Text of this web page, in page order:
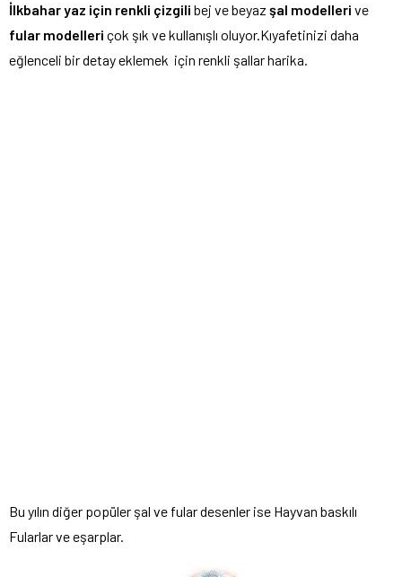
İlkbahar yaz için renkli çizgili bej ve beyaz şal modelleri ve
fular modelleri çok şık ve kullanışlı oluyor.Kıyafetinizi daha
eğlenceli bir detay eklemek için renkli şallar harika.
Bu yılın diğer popüler şal ve fular desenler ise Hayvan baskılı
Fularlar ve eşarplar.